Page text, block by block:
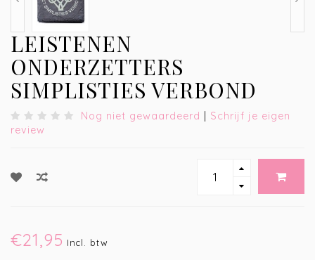
LEISTENEN
ONDERZETTERS
SIMPLISTIES VERBOND
Nog niet gewaardeerd | Schrijf je eigen
review
€21,95 Incl. btw